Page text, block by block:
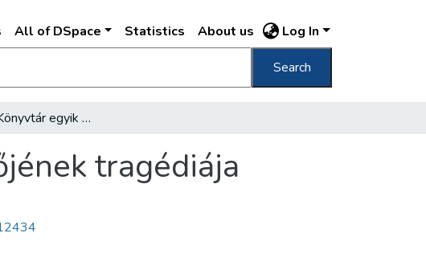
All of DSpace Statistics About us Log In
Search
A Fővárosi Könyvtár egyik tisztviselőnőjének tragédiája
tragédiája